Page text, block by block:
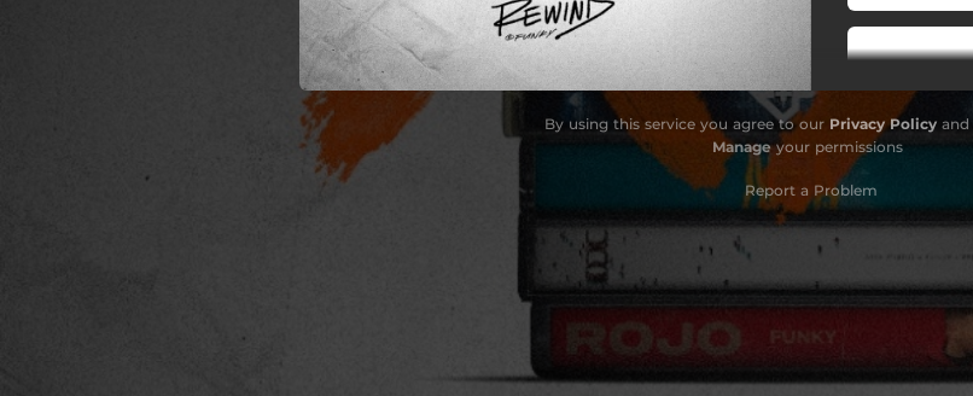
Es Imposible (feat. Kike Pavón)
03:55
En Los Montes, En Los Valles
03:21
Promesas
03:49
Tesoro De Mi Corazón
03:37
Mi Maestro
No Vuelvo Pa' Trás (feat. Alex Campos)
No Te Cambio
By using this service you agree to our Privacy Policyand
Manageyour permissions
Report a Problem